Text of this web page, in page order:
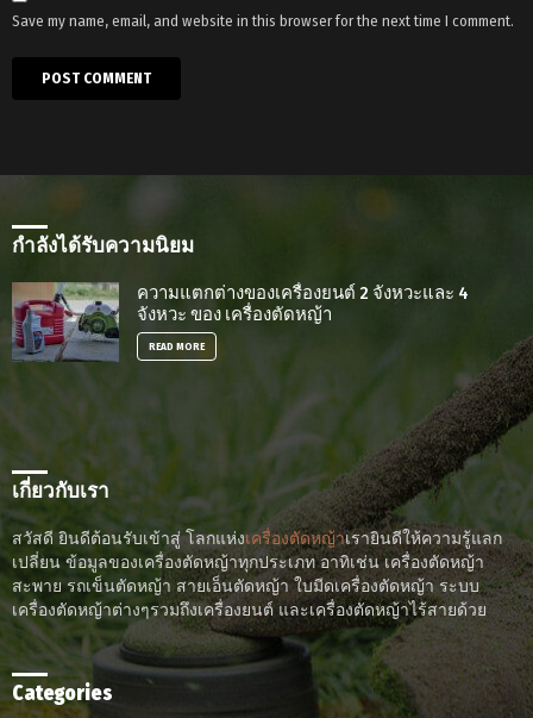
Save my name, email, and website in this browser for the next time I comment.
กำลังได้รับความนิยม
ความแตกต่างของเครื่องยนต์ 2 จังหวะและ 4
จังหวะ ของ เครื่องตัดหญ้า
READ MORE
เกี่ยวกับเรา
สวัสดี ยินดีต้อนรับเข้าสู่ โลกแห่งเครื่องตัดหญ้าเรายินดีให้ความรู้แลก
เปลี่ยน ข้อมูลของเครื่องตัดหญ้าทุกประเภท อาทิเช่น เครื่องตัดหญ้า
สะพาย รถเข็นตัดหญ้า สายเอ็นตัดหญ้า ใบมีดเครื่องตัดหญ้า ระบบ
เครื่องตัดหญ้าต่างๆรวมถึงเครื่องยนต์ และเครื่องตัดหญ้าไร้สายด้วย
Categories